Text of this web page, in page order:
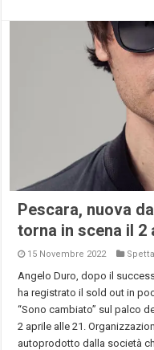
Pescara, nuova
torna in scena il 2
15 Novembre 2022
Angelo Duro, dopo il
ha registrato il sold out in
“Sono cambiato” sul palco
2 aprile alle 21.
autoprodotto dalla società